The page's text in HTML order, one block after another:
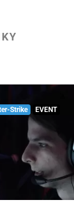
Strike EVENT